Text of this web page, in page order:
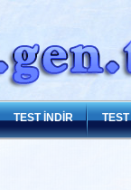
TEST İNDİR